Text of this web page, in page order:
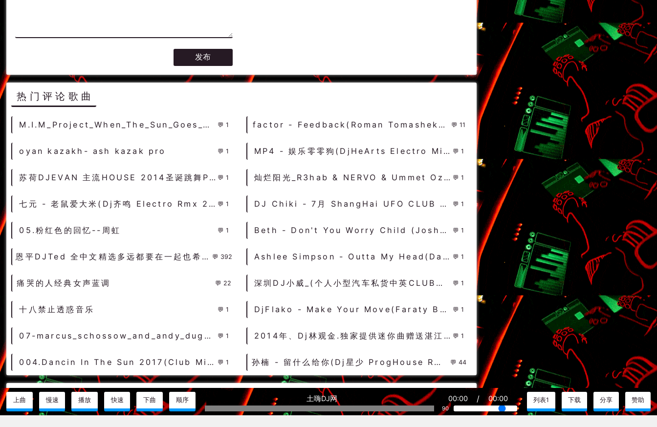
热门评论歌曲
M.I.M_Project_When_The_Sun_Goes_GieraDj_Extended_Remix 1 factor - Feedback(Roman Tomashek Cool Edit) 11
oyan kazakh- ash kazak pro 1 MP4 - 娱乐零零狗(DjHeArts Electro Mix粤语男) - 中文Remix 中文CLUB 华语Remix 1
苏荷DJEVAN 主流HOUSE 2014圣诞跳舞PARTY 1 灿烂阳光_R3hab & NERVO & Ummet Ozcan - Revolution 1
七元 - 老鼠爱大米(Dj齐鸣 Electro Rmx 2022) - 中文Remix 中文CLUB 华语Remix 1 DJ Chiki - 7月 ShangHai UFO CLUB 现场 (宣传碟Mix) 1
05.粉红色的回忆--周虹 1 Beth - Don't You Worry Child (Joshua Grey Remix) DjMix 1
恩平DJTed 全中文精选多远都要在一起也希望大家多远都要经常联系 392 Ashlee Simpson - Outta My Head(Dat Myn Mix)-越鼓女LakHouse - 外文Remix 越南鼓 越南风格 1
痛哭的人经典女声蓝调 22 深圳DJ小威_(个人小型汽车私货中英CLUB激情慢嗨碟） 1
十八禁止透惑音乐 1 DjFlako - Make Your Move(Faraty Bounce Rmx 2024) - 外文Remix 越南鼓 越南风格 1
07-marcus_schossow_and_andy_duguid_feat_emma_hewitt-light (0daymusic-org)成都旋律trance 1 2014年、Dj林观金.独家提供迷你曲赠送湛江dj永东最高层次慢摇! 1
004.Dancin In The Sun 2017(Club Mix)-萨克斯女DeepHouse（可可DJ音乐网） 1 孙楠 - 留什么给你(Dj星少 ProgHouse Rmx 2022) - 中文Remix 中文CLUB 华语Remix 44
说明介绍
上曲 慢速 播放 快速 下曲 顺序 土嗨DJ网 00:00 / 00:00
90
列表1 下载 分享 赞助